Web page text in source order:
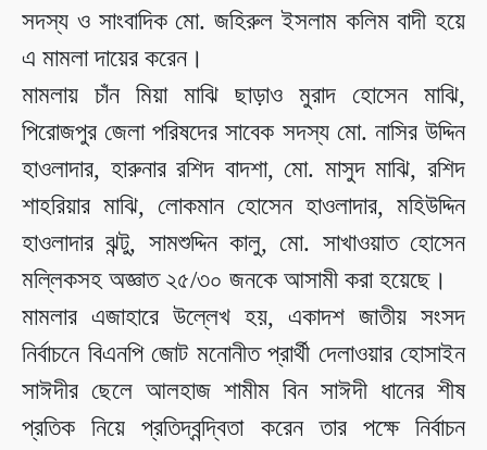
সদস্য ও সাংবাদিক মো. জহিরুল ইসলাম কলিম বাদী হয়ে
এ মামলা দায়ের করেন।
মামলায় চাঁন মিয়া মাঝি ছাড়াও মুরাদ হোসেন মাঝি,
পিরোজপুর জেলা পরিষদের সাবেক সদস্য মো. নাসির উদ্দিন
হাওলাদার, হারুনার রশিদ বাদশা, মো. মাসুদ মাঝি, রশিদ
শাহরিয়ার মাঝি, লোকমান হোসেন হাওলাদার, মহিউদ্দিন
হাওলাদার ঝন্টু, সামশুদ্দিন কালু, মো. সাখাওয়াত হোসেন
মল্লিকসহ অজ্ঞাত ২৫/৩০ জনকে আসামী করা হয়েছে।
মামলার এজাহারে উল্লেখ হয়, একাদশ জাতীয় সংসদ
নির্বাচনে বিএনপি জোট মনোনীত প্রার্থী দেলাওয়ার হোসাইন
সাঈদীর ছেলে আলহাজ শামীম বিন সাঈদী ধানের শীষ
প্রতিক নিয়ে প্রতিদ্বন্দ্বিতা করেন তার পক্ষে নির্বাচন